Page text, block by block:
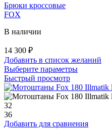
Брюки кроссовые
FOX
В наличии
14 300 ₽
Добавить в список желаний
Выберите параметрыЭтот
имеет
несколько
можно
Быстрый просмотр
32
36
Добавить для сравнения